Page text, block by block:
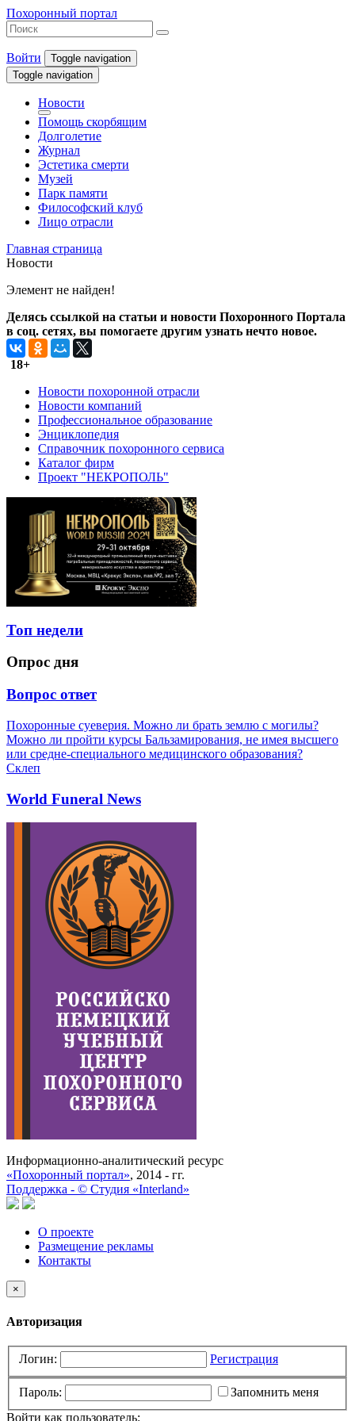
Похоронный портал
Войти
Toggle navigation
Toggle navigation
Новости
Помощь скорбящим
Долголетие
Журнал
Эстетика смерти
Музей
Парк памяти
Философский клуб
Лицо отрасли
Главная страница
Новости
Элемент не найден!
Делясь ссылкой на статьи и новости Похоронного Портала
в соц. сетях, вы помогаете другим узнать нечто новое.
18+
Новости похоронной отрасли
Новости компаний
Профессиональное образование
Энциклопедия
Справочник похоронного сервиса
Каталог фирм
Проект "НЕКРОПОЛЬ"
Топ недели
Опрос дня
Вопрос ответ
Похоронные суеверия. Можно ли брать землю с могилы?
Можно ли пройти курсы Бальзамирования, не имея высшего
или средне-специального медицинского образования?
Склеп
World Funeral News
Информационно-аналитический ресурс
«Похоронный портал», 2014 - гг.
Поддержка - © Cтудия «Interland»
О проекте
Размещение рекламы
Контакты
×
Авторизация
Логин: Регистрация
Пароль:
Запомнить меня
Войти как пользователь: